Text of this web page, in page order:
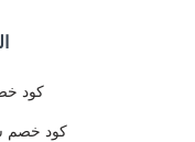
كود
كود خصم